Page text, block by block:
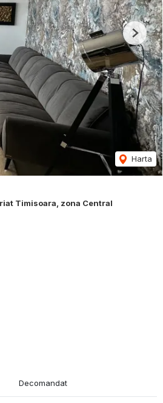
Harta
Next
Timisoara, zona Central
Decomandat